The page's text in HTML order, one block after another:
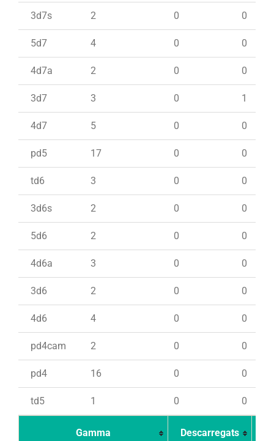
3d7s 2 0 0
5d7 4 0 0
4d7a 2 0 0
3d7 3 0 1
4d7 5 0 0
pd5 17 0 0
td6 3 0 0
3d6s 2 0 0
5d6 2 0 0
4d6a 3 0 0
3d6 2 0 0
4d6 4 0 0
pd4cam 2 0 0
pd4 16 0 0
td5 1 0 0
Gamma Descarregats